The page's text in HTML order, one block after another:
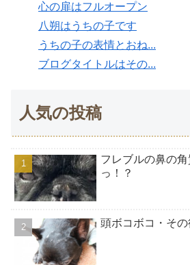
心の扉はフルオープン
八朔はうちの子です
うちの子の表情とおね...
ブログタイトルはその...
人気の投稿
フレブルの鼻の
っ！？
頭ボコボコ・その